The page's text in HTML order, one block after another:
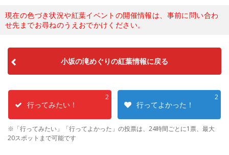
現在の色づき状況や紅葉イベントの開催情報は、事前に問い合わ
せ先までお尋ねのうえおでかけください。
小坂の滝めぐりの紅葉情報に戻る
2
行ってみたい！
2
行ってよかった！
※「行ってみたい」「行ってよかった」の投票は、24時間ごとに1票、最大
20スポットまで可能です